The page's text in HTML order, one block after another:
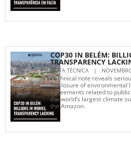
COP30 IN BELÉM:
TRANSPARENCY
NOTA TÉCNICA |
Technical note reveals
disclosure of environmental
agreements related to
the world’s largest climate
the Amazon.